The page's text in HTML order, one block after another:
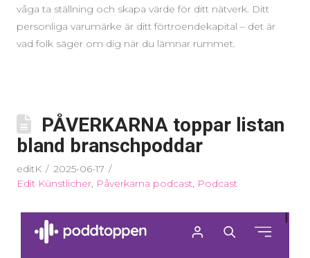
våga ta ställning och skapa värde för ditt nätverk. Ditt
personliga varumärke är ditt förtroendekapital – det är
vad folk säger om dig när du lämnar rummet.
PÅVERKARNA toppar listan
bland branschpoddar
editK
2025-06-17
Edit Künstlicher, Påverkarna podcast, Podcast